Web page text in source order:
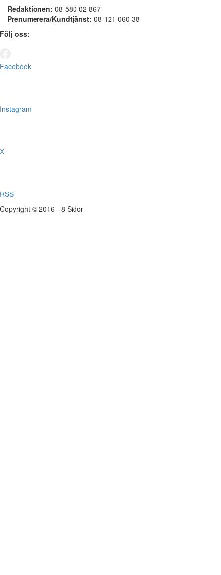
Redaktionen: 08-580 02 867
Prenumerera/Kundtjänst: 08-121 060 38
Följ oss:
Facebook
Instagram
X
RSS
Copyright © 2016 - 8 Sidor